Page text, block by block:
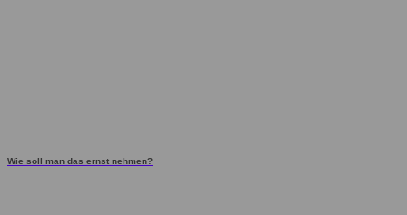
Wie soll man das ernst nehmen?